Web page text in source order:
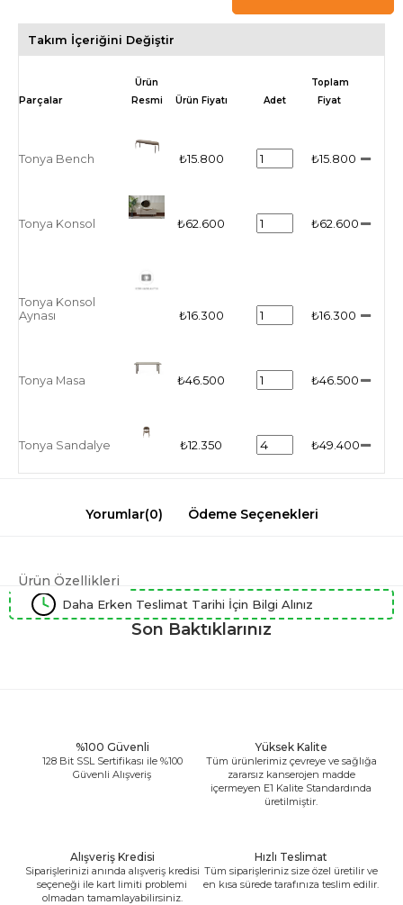
Takım İçeriğini Değiştir
Ürün
Resmi
Ürün Fiyatı Adet
Toplam
Fiyat
Tonya Bench ₺15.800 ₺15.800
Tonya Konsol ₺62.600 ₺62.600
Tonya Konsol
Aynası
₺16.300 ₺16.300
Tonya Masa ₺46.500 ₺46.500
Tonya Sandalye ₺12.350 ₺49.400
Yorumlar(0) Ödeme Seçenekleri
Ürün Özellikleri
Daha Erken Teslimat Tarihi İçin Bilgi Alınız
Son Baktıklarınız
%100 Güvenli
128 Bit SSL Sertifikası ile %100
Güvenli Alışveriş
Yüksek Kalite
Tüm ürünlerimiz çevreye ve sağlığa
zararsız kanserojen madde
içermeyen E1 Kalite Standardında
üretilmiştir.
Alışveriş Kredisi
Siparişlerinizi anında alışveriş kredisi
seçeneği ile kart limiti problemi
olmadan tamamlayabilirsiniz.
Hızlı Teslimat
Tüm siparişleriniz size özel üretilir ve
en kısa sürede tarafınıza teslim edilir.